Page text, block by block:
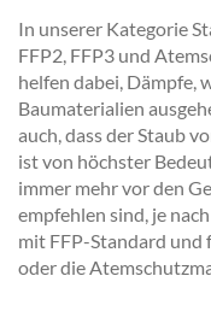
In unserer Kategorie
FFP2, FFP3 und
helfen dabei, Dämpfe,
Baumaterialien
auch, dass der Staub
ist von höchster
immer mehr vor den
empfehlen sind, je
mit FFP-Standard und
oder die